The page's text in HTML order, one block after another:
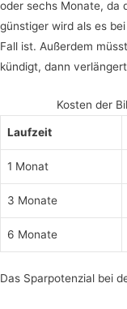
oder sechs Monate, da
günstiger wird als es
Fall ist. Außerdem
kündigt, dann
Kosten der
Laufzeit
1 Monat
3 Monate
6 Monate
Das Sparpotenzial bei